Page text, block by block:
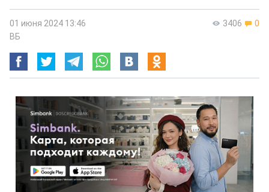
3406 0
01 июня 2024 13:46
ВБ